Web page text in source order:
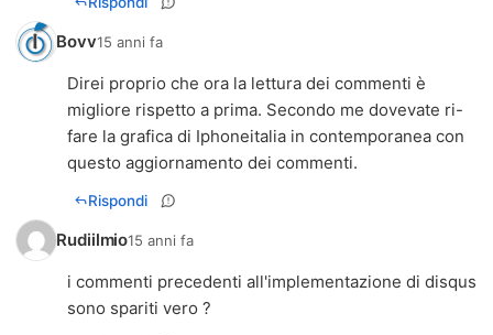
Bovv15 anni fa
Direi proprio che ora la lettura dei commenti è
migliore rispetto a prima. Secondo me dovevate ri-
fare la grafica di Iphoneitalia in contemporanea con
questo aggiornamento dei commenti.
Rispondi
Rudiilmio15 anni fa
i commenti precedenti all'implementazione di disqus